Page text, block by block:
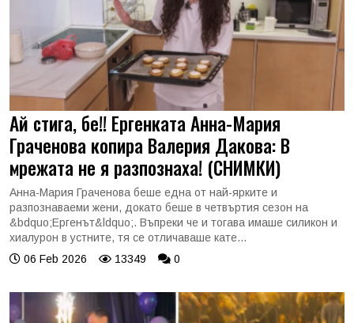
Ай стига, бе!! Ергенката Анна-Мария
Граченова копира Валерия Дакова: В
мрежата не я разпознаха! (СНИМКИ)
Анна-Мария Граченова беше една от най-ярките и
разпознаваеми жени, докато беше в четвъртия сезон на
&bdquo;Ергенът&ldquo;. Въпреки че и тогава имаше силикон и
хиалурон в устните, тя се отличаваше кате...
06 Feb 2026
13349 0